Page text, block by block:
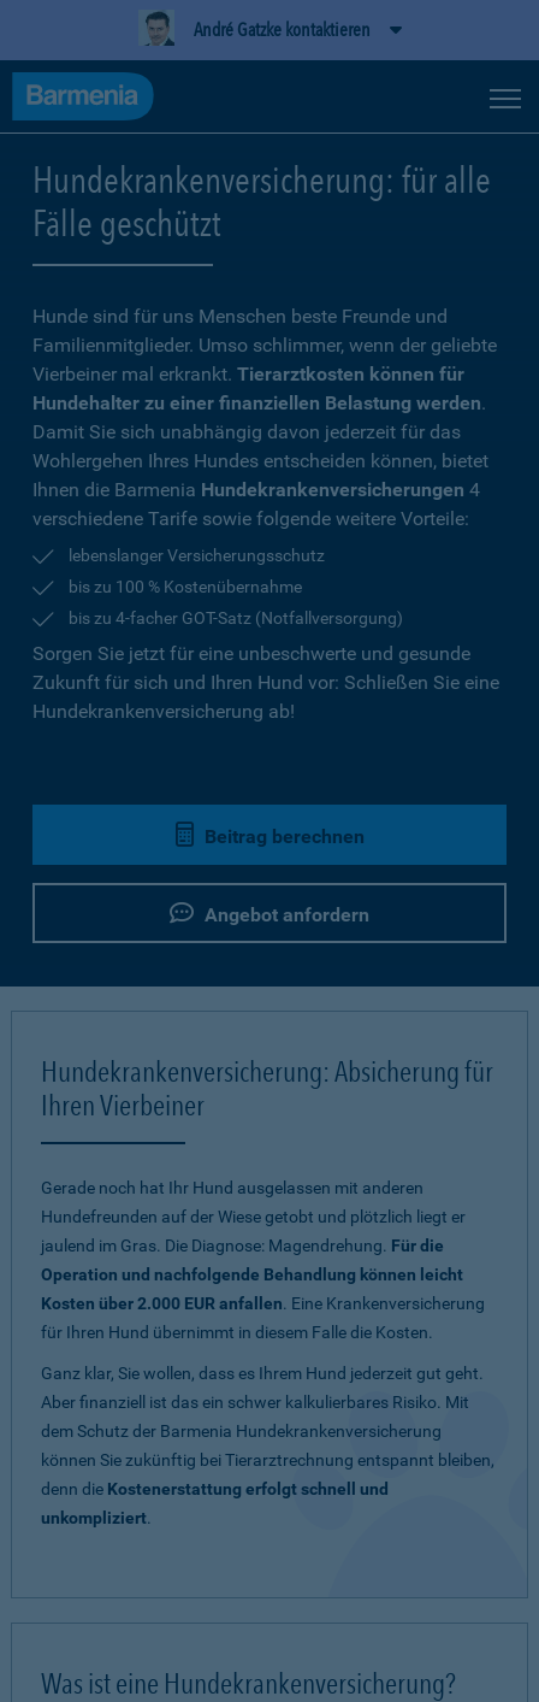
André Gatzke kontaktieren
Hundekrankenversicherung: für alle
Fälle geschützt
Hunde sind für uns Menschen beste Freunde und
Familienmitglieder. Umso schlimmer, wenn der geliebte
Vierbeiner mal erkrankt. Tierarztkosten können für
Hundehalter zu einer finanziellen Belastung werden.
Damit Sie sich unabhängig davon jederzeit für das
Wohlergehen Ihres Hundes entscheiden können, bietet
Ihnen die Barmenia Hundekrankenversicherungen 4
verschiedene Tarife sowie folgende weitere Vorteile:
lebenslanger Versicherungsschutz
bis zu 100 % Kostenübernahme
bis zu 4-facher GOT-Satz (Notfallversorgung)
Sorgen Sie jetzt für eine unbeschwerte und gesunde
Zukunft für sich und Ihren Hund vor: Schließen Sie eine
Hundekrankenversicherung ab!
Beitrag berechnen
Angebot anfordern
Hundekrankenversicherung: Absicherung für
Ihren Vierbeiner
Gerade noch hat Ihr Hund ausgelassen mit anderen
Hundefreunden auf der Wiese getobt und plötzlich liegt er
jaulend im Gras. Die Diagnose: Magendrehung. Für die
Operation und nachfolgende Behandlung können leicht
Kosten über 2.000 EUR anfallen. Eine Krankenversicherung
für Ihren Hund übernimmt in diesem Falle die Kosten.
Ganz klar, Sie wollen, dass es Ihrem Hund jederzeit gut geht.
Aber finanziell ist das ein schwer kalkulierbares Risiko. Mit
dem Schutz der Barmenia Hundekrankenversicherung
können Sie zukünftig bei Tierarztrechnung entspannt bleiben,
denn die Kostenerstattung erfolgt schnell und
unkompliziert.
Was ist eine Hundekrankenversicherung?